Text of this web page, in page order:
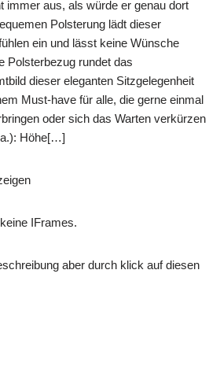
immer aus, als würde er genau dort
Polsterung lädt dieser
ein und lässt keine Wünsche
Polsterbezug rundet das
dieser eleganten Sitzgelegenheit
Must-have für alle, die gerne einmal
oder sich das Warten verkürzen
Höhe[…]
IFrames.
aber durch klick auf diesen